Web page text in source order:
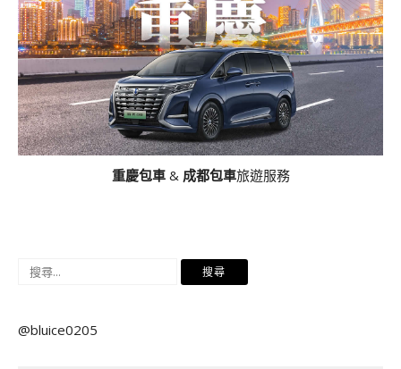
重慶包車& 成都包車旅遊服務
搜
鍵
@bluice0205